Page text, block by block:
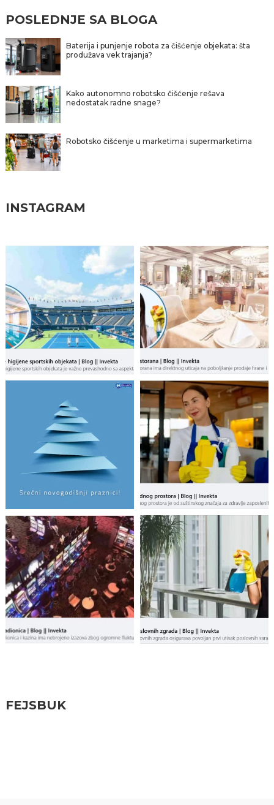
POSLEDNJE SA BLOGA
Baterija i punjenje robota za čišćenje objekata: šta
produžava vek trajanja?
Kako autonomno robotsko čišćenje rešava
nedostatak radne snage?
Robotsko čišćenje u marketima i supermarketima
INSTAGRAM
FEJSBUK